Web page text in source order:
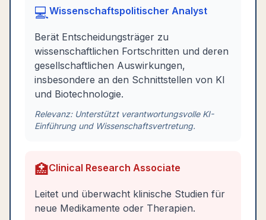
💻Wissenschaftspolitischer Analyst
Berät Entscheidungsträger zu
wissenschaftlichen Fortschritten und deren
gesellschaftlichen Auswirkungen,
insbesondere an den Schnittstellen von KI
und Biotechnologie.
Relevanz: Unterstützt verantwortungsvolle KI-
Einführung und Wissenschaftsvertretung.
🏥Clinical Research Associate
Leitet und überwacht klinische Studien für
neue Medikamente oder Therapien.